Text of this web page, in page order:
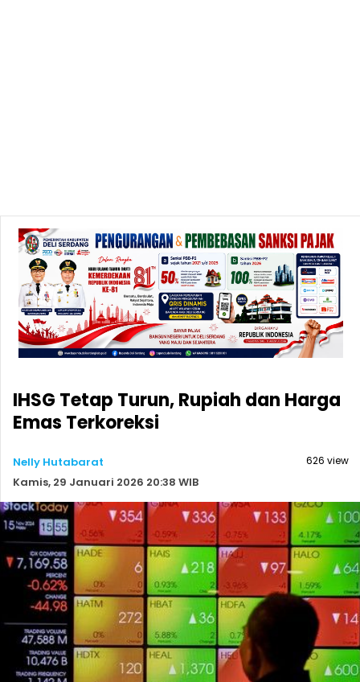
IHSG Tetap Turun, Rupiah dan Harga
Emas Terkoreksi
Nelly Hutabarat
Kamis, 29 Januari 2026 20:38 WIB
626 view